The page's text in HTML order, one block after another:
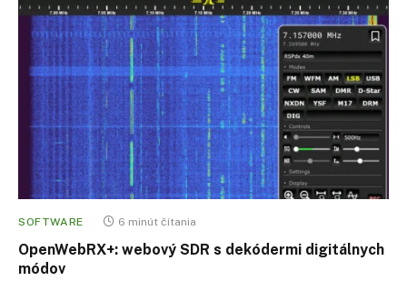
SOFTWARE 6 minút čítania
OpenWebRX+: webový SDR s dekódermi digitálnych
módov